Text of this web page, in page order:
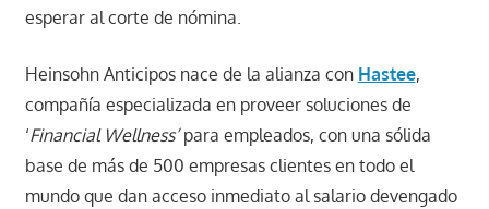
esperar al corte de nómina.
Heinsohn Anticipos nace de la alianza con Hastee,
compañía especializada en proveer soluciones de
‘Financial Wellness’para empleados, con una sólida
base de más de 500 empresas clientes en todo el
mundo que dan acceso inmediato al salario devengado